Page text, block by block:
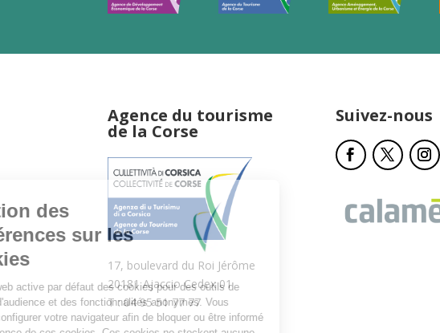
Agence du tourisme
de la Corse
17, boulevard du Roi Jérôme
20181 Ajaccio Cedex 01
T : 04 95 51 77 77
Suivez-nous